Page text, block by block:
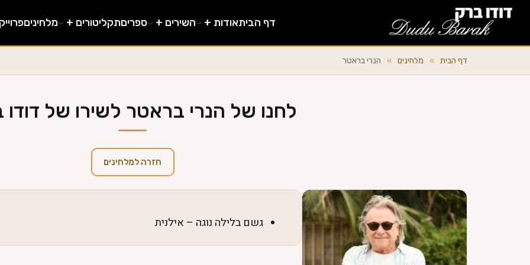
דף הביתאודות + השירים + ספריםתקליטורים + מלחינים
דף הבית » מלחינים » הנרי בראטר
לחנו של הנרי בראטר לשירו של
חזרה למלחינים
גשם בלילה נוגה – אילנית